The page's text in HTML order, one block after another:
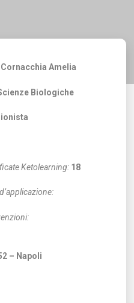
Amelia
Biologiche
Ketolearning:18
– Napoli